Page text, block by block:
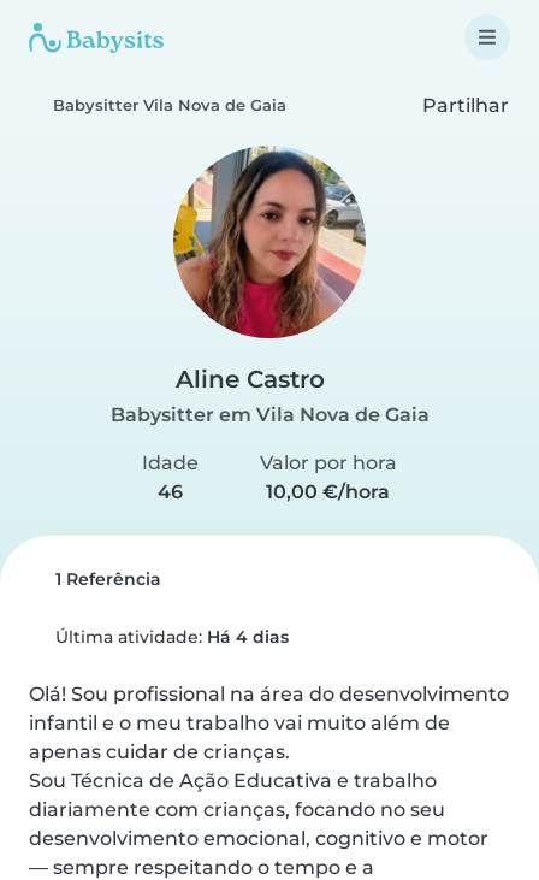
Babysitter Vila Nova de Gaia Partilhar
Aline Castro
Babysitter em Vila Nova de Gaia
Idade
46
Valor por hora
10,00 €/hora
1 Referência
Última atividade: Há 4 dias
Olá! Sou profissional na área do desenvolvimento
infantil e o meu trabalho vai muito além de
apenas cuidar de crianças.
Sou Técnica de Ação Educativa e trabalho
diariamente com crianças, focando no seu
desenvolvimento emocional, cognitivo e motor
— sempre respeitando o tempo e a